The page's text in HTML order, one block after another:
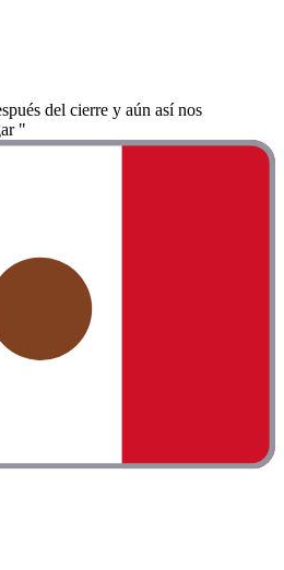
del cierre y aún así nos
"